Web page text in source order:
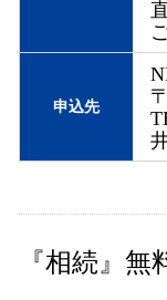
申込先
『相続』無